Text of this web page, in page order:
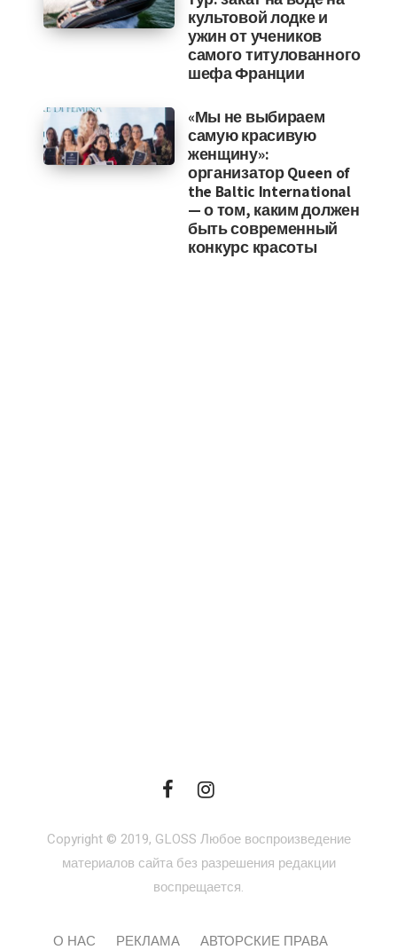
культовой лодке и
ужин от учеников
самого титулованного
шефа Франции
«Мы не выбираем
самую красивую
женщину»:
организатор Queen of
the Baltic International
— о том, каким должен
быть современный
конкурс красоты
Copyright © 2019, GLOSS Любое воспроизведение
материалов сайта без разрешения редакции
воспрещается.
О НАС РЕКЛАМА АВТОРСКИЕ ПРАВА